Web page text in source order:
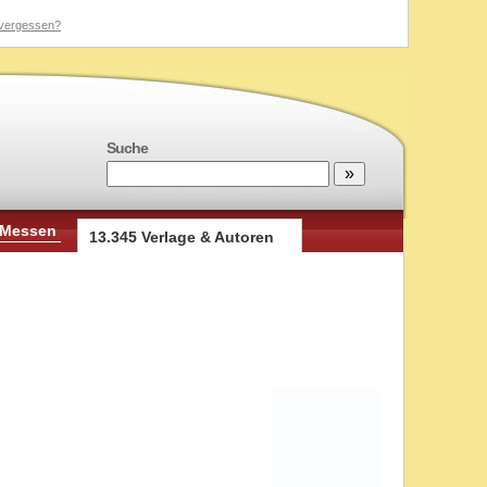
Suche
13.345 Verlage & Autoren